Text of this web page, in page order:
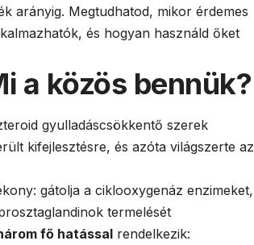
arányig. Megtudhatod, mikor érdemes
és hogyan használd őket
a közös bennük?
gyulladáscsökkentő szerek
kifejlesztésre, és azóta világszerte az
gátolja a ciklooxygenáz enzimeket,
termelését
fő hatással rendelkezik: